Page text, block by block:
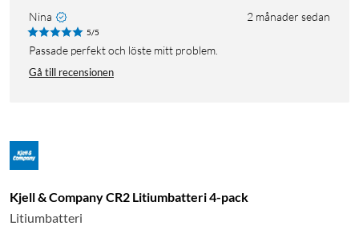
Nina 2 månader sedan
5/5
Passade perfekt och löste mitt problem.
Gå till recensionen
Kjell & Company CR2 Litiumbatteri 4-pack
Litiumbatteri